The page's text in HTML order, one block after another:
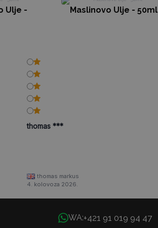
Ulje - Maslinovo Ulje - 50ml
thomas ***
thomas markus
4. kolovoza 2026.
WA:+421 91 019 94 47